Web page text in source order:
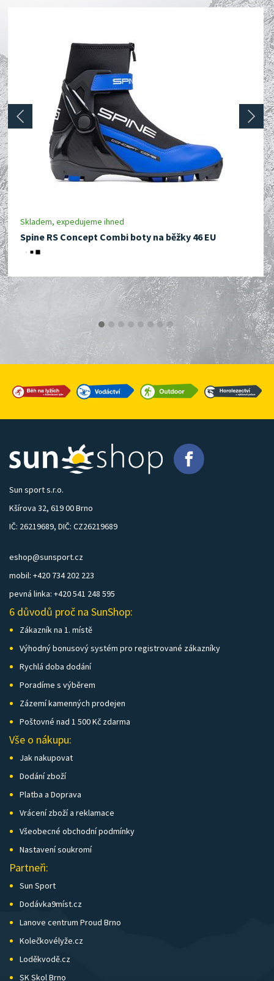
Skladem, expedujeme ihned
Spine RS Concept Combi boty na běžky 46 EU
prev next
Sun sport s.r.o.
Kšírova 32, 619 00 Brno
IČ: 26219689, DIČ: CZ26219689
eshop@sunsport.cz
mobil: +420 734 202 223
pevná linka: +420 541 248 595
6 důvodů proč na SunShop:
Zákazník na 1. místě
Výhodný bonusový systém pro registrované zákazníky
Rychlá doba dodání
Poradíme s výběrem
Zázemí kamenných prodejen
Poštovné nad 1 500 Kč zdarma
Vše o nákupu:
Jak nakupovat
Dodání zboží
Platba a Doprava
Vrácení zboží a reklamace
Všeobecné obchodní podmínky
Nastavení soukromí
Partneři:
Sun Sport
Dodávka9míst.cz
Lanove centrum Proud Brno
Kolečkovélyže.cz
Loděkvodě.cz
SK Skol Brno